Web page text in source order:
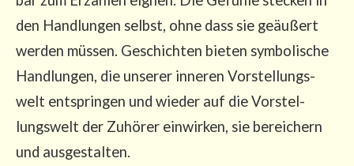
den Hand­lun­gen selbst, ohne dass sie geäu­ßert
wer­den müs­sen. Geschich­ten bie­ten sym­bo­li­sche
Hand­lun­gen, die unse­rer inne­ren Vor­stel­lungs­
welt ent­sprin­gen und wie­der auf die Vor­stel­
lungs­welt der Zuhö­rer ein­wir­ken, sie berei­chern
und ausgestalten.